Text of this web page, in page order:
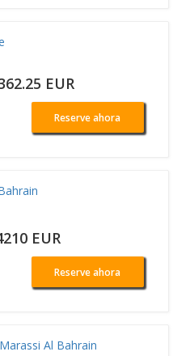
EUR
Reserve ahora
EUR
Reserve ahora
Al Bahrain